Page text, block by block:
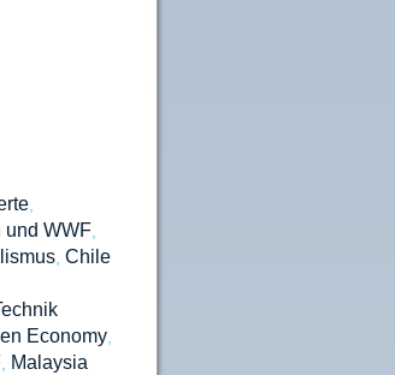
,
und WWF
, Chile
Economy,
Malaysia